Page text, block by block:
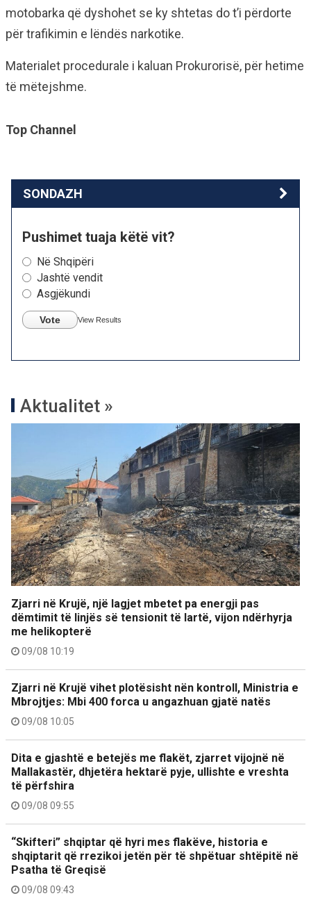
motobarka që dyshohet se ky shtetas do t’i përdorte
për trafikimin e lëndës narkotike.
Materialet procedurale i kaluan Prokurorisë, për hetime
të mëtejshme.
Top Channel
SONDAZH
Pushimet tuaja këtë vit?
Në Shqipëri
Jashtë vendit
Asgjëkundi
Vote View Results
Aktualitet »
Zjarri në Krujë, një lagjet mbetet pa energji pas
dëmtimit të linjës së tensionit të lartë, vijon ndërhyrja
me helikopterë
09/08 10:19
Zjarri në Krujë vihet plotësisht nën kontroll, Ministria e
Mbrojtjes: Mbi 400 forca u angazhuan gjatë natës
09/08 10:05
Dita e gjashtë e betejës me flakët, zjarret vijojnë në
Mallakastër, dhjetëra hektarë pyje, ullishte e vreshta
të përfshira
09/08 09:55
“Skifteri” shqiptar që hyri mes flakëve, historia e
shqiptarit që rrezikoi jetën për të shpëtuar shtëpitë në
Psatha të Greqisë
09/08 09:43